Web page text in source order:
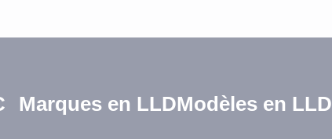
Marques en LLDModèles en LLD